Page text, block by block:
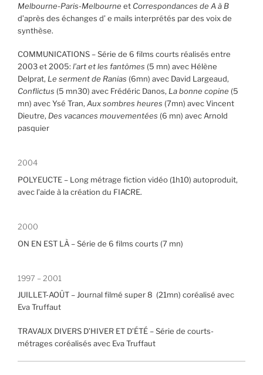
Melbourne-Paris-Melbourne et Correspondances de A à B
d’après des échanges d’ e mails interprétés par des voix de
synthèse.
COMMUNICATIONS – Série de 6 films courts réalisés entre
2003 et 2005: l’art et les fantômes (5 mn) avec Hélène
Delprat, Le serment de Ranias (6mn) avec David Largeaud,
Conflictus (5 mn30) avec Frédéric Danos, La bonne copine (5
mn) avec Ysé Tran, Aux sombres heures (7mn) avec Vincent
Dieutre, Des vacances mouvementées (6 mn) avec Arnold
pasquier
2004
POLYEUCTE – Long métrage fiction vidéo (1h10) autoproduit,
avec l’aide à la création du FIACRE.
2000
ON EN EST LÀ – Série de 6 films courts (7 mn)
1997 – 2001
JUILLET-AOÛT – Journal filmé super 8 (21mn) coréalisé avec
Eva Truffaut
TRAVAUX DIVERS D’HIVER ET D’ÉTÉ – Série de courts-
métrages coréalisés avec Eva Truffaut